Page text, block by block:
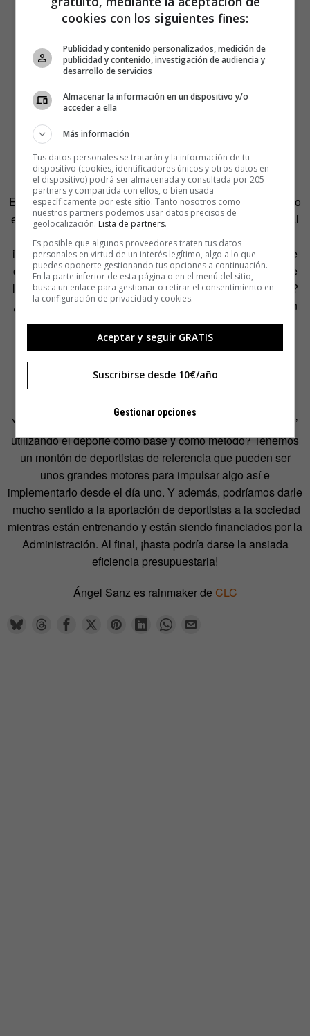
Existe unanimidad al afirmar que nuestro sistema educativo
está obsoleto. Que está creado desde un modelo industrial
que ya no existe y la tendencia apunta hacia la formación
individualizada. ¿Nos podemos imaginar una clase donde
cada alumno tiene su rol y aporta hacia la consecución de
los objetivos del colectivo como un equipo de baloncesto?
¿Podemos pensar en un grupo de alumnos en el que, aún
estando juntos, el ritmo de aprendizaje se adecue a cada
uno sin penalizar a aquellos que tienen más facilidad?
capaz de identificar tu talento y sacar lo mejor de ti para
ponerlo al servicio de la clase?
Y una pregunta más. ¿Podríamos darle una ‘vuelta al cole’
utilizando el deporte como base y como método? Tenemos
un montón de deportistas de referencia que pueden ser
unos grandes motores para impulsar algo así e
implementarlo desde el día uno. Y además, podríamos darle
mucho sentido a la aportación de deportistas a la sociedad
mientras están entrenando y están siendo financiados por la
Administración. Al final, ¡hasta podría darse la ansiada
eficiencia presupuestaria!
Ángel Sanz es rainmaker de CLC
cookies con los siguientes fines:
Publicidad y contenido personalizados, medición de
publicidad y contenido, investigación de audiencia y
desarrollo de servicios
Almacenar la información en un dispositivo y/o
acceder a ella
Más información
Tus datos personales se tratarán y la información de tu
dispositivo (cookies, identificadores únicos y otros datos en
el dispositivo) podrá ser almacenada y consultada por 205
partners y compartida con ellos, o bien usada
específicamente por este sitio. Tanto nosotros como
nuestros partners podemos usar datos precisos de
geolocalización. Lista de partners.
Es posible que algunos proveedores traten tus datos
personales en virtud de un interés legítimo, algo a lo que
puedes oponerte gestionando tus opciones a continuación.
En la parte inferior de esta página o en el menú del sitio,
busca un enlace para gestionar o retirar el consentimiento en
la configuración de privacidad y cookies.
Aceptar y seguir GRATIS
Suscribirse desde 10€/año
Gestionar opciones